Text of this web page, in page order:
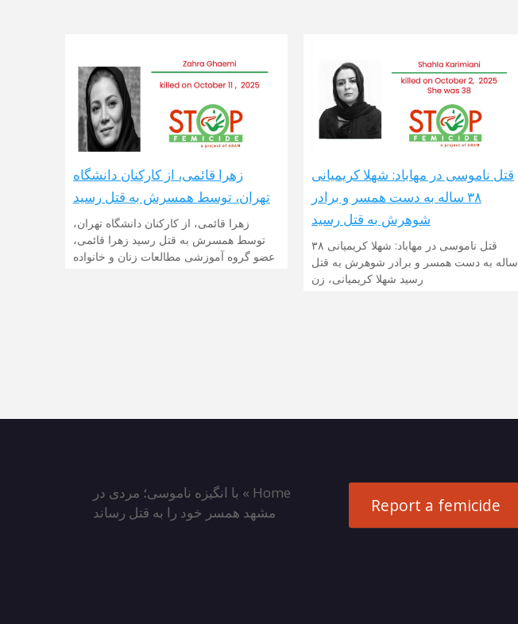
قتل ناموسی در مهاباد: شهلا کریمیانی
۳۸ ساله به دست همسر و برادر
شوهرش به قتل رسید
قتل ناموسی در مهاباد: شهلا کریمیانی ۳۸
ساله به دست همسر و برادر شوهرش به قتل
رسید شهلا کریمیانی، زن
زهرا قائمی، از کارکنان دانشگاه
تهران، توسط همسرش به قتل رسید
زهرا قائمی، از کارکنان دانشگاه تهران،
توسط همسرش به قتل رسید زهرا قائمی،
عضو گروه آموزشی مطالعات زنان و خانواده
Report a femicide
Home
» با انگیزه ناموسی؛ مردی در
مشهد همسر خود را به قتل رساند